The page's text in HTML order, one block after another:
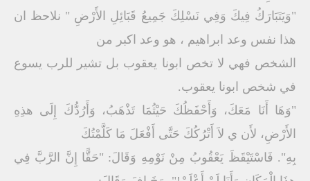
"وَيَتَبَارَكُ فِيكَ وَفِي نَسْلِكَ جَمِيعُ قَبَائِلِ الأَرْضِ " نلاحظ ان
هذا نفس وعد ابراهيم ، هو وعد اكبر من
الشخص فهي لا تخص ابونا يعقوب بل تشير للرب يسوع
في شخص ابونا يعقوب.
"وَهَا أَنَا مَعَكَ، وَأَحْفَظُكَ حَيْثُمَا تَذْهَبُ، وَأَرُدُّكَ إِلَى هذِهِ
الأَرْضِ، لأَن ي لاَ أَتْرُكُكَ حَتَّى أَفْعَلَ مَا كَلَّمْتُكَ
بِهِ". فَاسْتَيْقَظَ يَعْقُوبُ مِنْ نَوْمِهِ وَقَالَ: "حَقًّا إِنَّ الرَّبَّ فِي